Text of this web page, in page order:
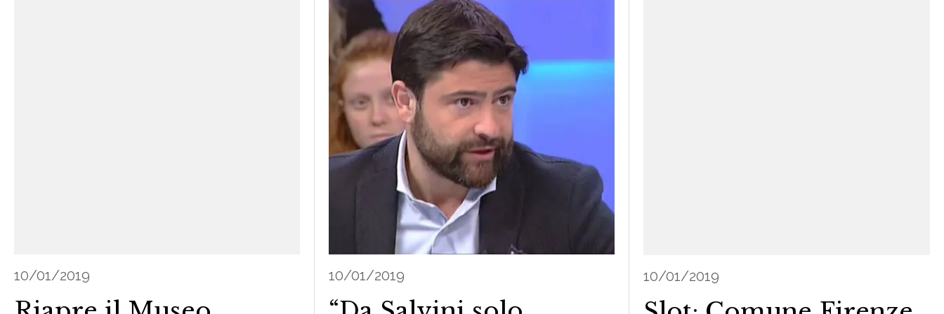
10/01/2019 10/01/2019 10/01/2019